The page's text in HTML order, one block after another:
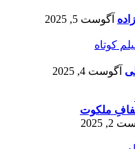
آگوست 5, 2025
کوتاه
آگوست 4, 2025
ملکوت
2, 2025